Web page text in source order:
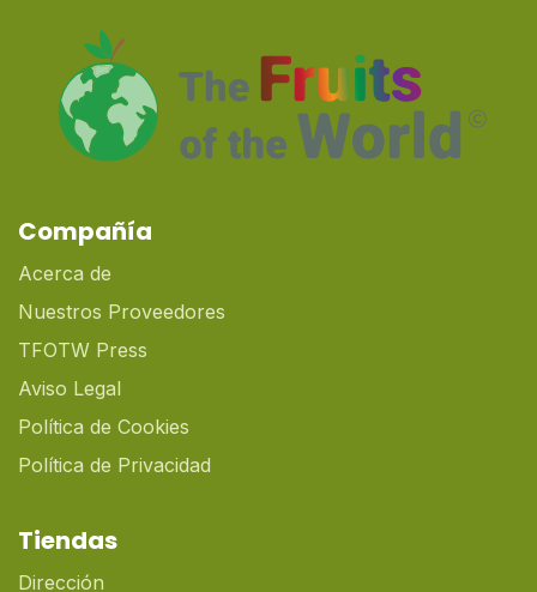
Compañía
Acerca de
Nuestros Proveedores
TFOTW Press
Aviso Legal
Política de Cookies
Política de Privacidad
Tiendas
Dirección